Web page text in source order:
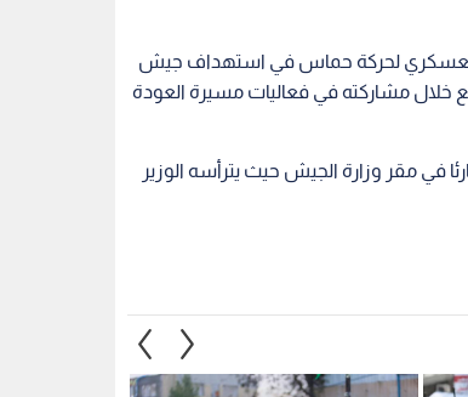
القسام الجناح العسكري لحركة حماس في استهداف جيش
خلال مشاركته في فعاليات مسيرة العودة
في مقر وزارة الجيش حيث يترأسه الوزير